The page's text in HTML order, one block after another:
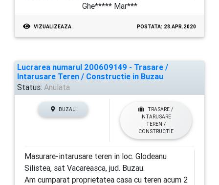
Ghe***** Mar***
VIZUALIZEAZA POSTATA: 28.APR.2020
Lucrarea numarul 200609149 - Trasare /
Intarusare Teren / Constructie in Buzau
Status: Anulata
BUZAU
TRASARE /
INTARUSARE
TEREN /
CONSTRUCTIE
Masurare-intarusare teren in loc. Glodeanu
Silistea, sat Vacareasca, jud. Buzau.
Am cumparat proprietatea casa cu teren acum 2